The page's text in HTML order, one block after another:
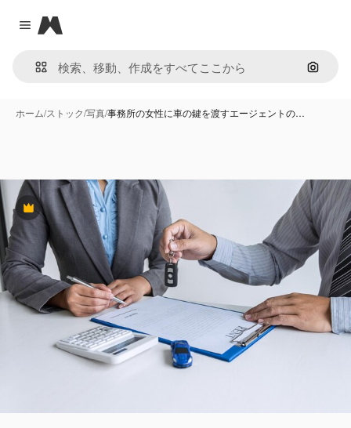
Close menu
Magnific
画像で
ホーム/ストック/写真/事務所の女性に車の鍵を渡すエージェントの…
Premium